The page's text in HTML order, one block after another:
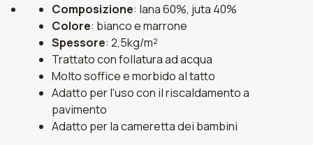
Composizione: lana 60%, juta 40%
Colore: bianco e marrone
Spessore: 2,5kg/m²
Trattato con follatura ad acqua
Molto soffice e morbido al tatto
Adatto per l'uso con il riscaldamento a
pavimento
Adatto per la cameretta dei bambini